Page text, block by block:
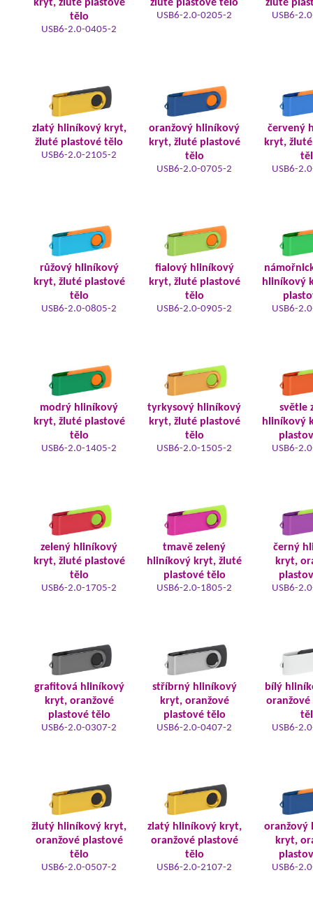
kryt, žluté plastové
tělo
USB6-2.0-0405-2
žluté plastové tělo
USB6-2.0-0205-2
žluté
USB6-
zlatý hliníkový kryt,
žluté plastové tělo
USB6-2.0-2105-2
oranžový hliníkový
kryt, žluté plastové
tělo
USB6-2.0-0705-2
červený
kryt,
USB6-
růžový hliníkový
kryt, žluté plastové
tělo
USB6-2.0-0805-2
fialový hliníkový
kryt, žluté plastové
tělo
USB6-2.0-0905-2
hliníkový
USB6-
modrý hliníkový
kryt, žluté plastové
tělo
USB6-2.0-1405-2
tyrkysový hliníkový
kryt, žluté plastové
tělo
USB6-2.0-1505-2
světle
hliníkový
USB6-
zelený hliníkový
kryt, žluté plastové
tělo
USB6-2.0-1705-2
tmavě zelený
hliníkový kryt, žluté
plastové tělo
USB6-2.0-1805-2
černý
kryt,
USB6-
grafitová hliníkový
kryt, oranžové
plastové tělo
USB6-2.0-0307-2
stříbrný hliníkový
kryt, oranžové
plastové tělo
USB6-2.0-0407-2
bílý
oranžové
USB6-
žlutý hliníkový kryt,
oranžové plastové
tělo
USB6-2.0-0507-2
zlatý hliníkový kryt,
oranžové plastové
tělo
USB6-2.0-2107-2
oranžový
kryt,
USB6-